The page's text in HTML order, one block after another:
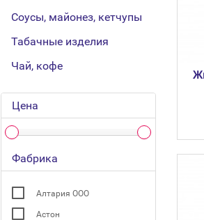
Соусы, майонез, кетчупы
Табачные изделия
Чай, кофе
Цена
Фабрика
Алтария ООО
Астон